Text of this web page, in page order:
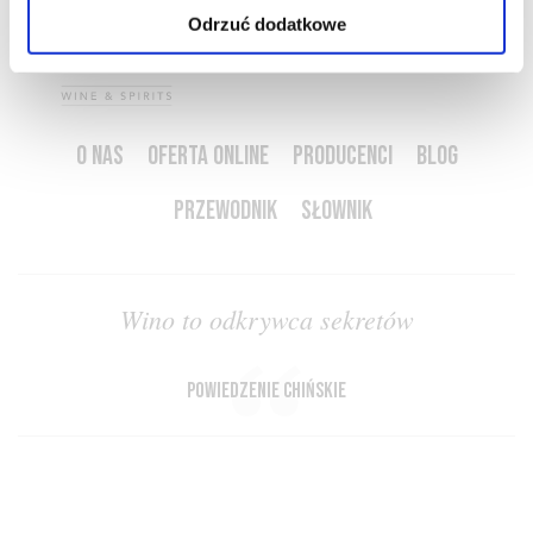
Odrzuć dodatkowe
O NAS OFERTA ONLINE PRODUCENCI
BLOG
PRZEWODNIK
SŁOWNIK
Wino to odkrywca sekretów
powiedzenie chińskie